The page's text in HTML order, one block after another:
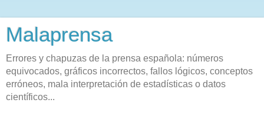
Malaprensa
Errores y chapuzas de la prensa española: números
equivocados, gráficos incorrectos, fallos lógicos, conceptos
erróneos, mala interpretación de estadísticas o datos
científicos...